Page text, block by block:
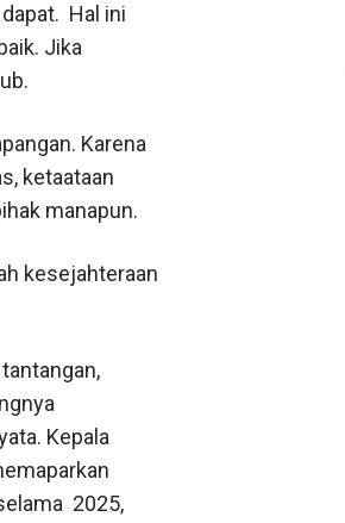
Hal ini
Jika
Karena
ketaataan
manapun.
kesejahteraan
Kepala
2025,